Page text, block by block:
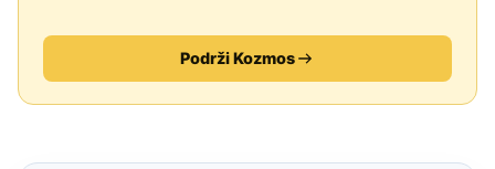
Podrži Kozmos